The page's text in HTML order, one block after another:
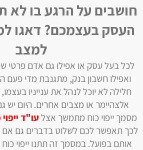
חושבים על הרגע בו לא
העסק בעצמכם? דאגו
למצב
לכל בעל עסק או אפילו גם אדם פרטי
ואפילו חשבון בנק, מתגנבת מדי
חלילה לא יוכל לנהל את ענייניו
אלצהיימר או מצבים אחרים. היום יש
מסמך ייפוי כוח מתמשך אצל עו"ד
לכך תאפשר לכם לשלוט בדברים גם אם
אותם בפועל. במסמך זה תתנו ייפוי